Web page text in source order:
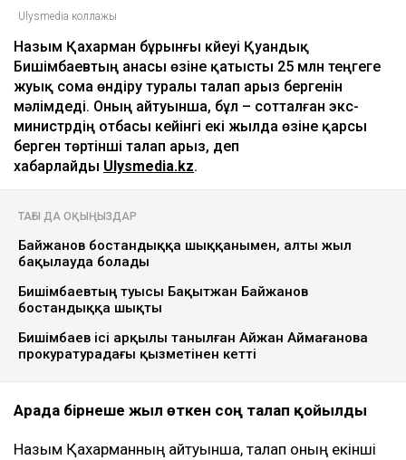
Ulysmedia коллажы
Назым Қахарман бұрынғы күйеуі Қуандық
Бишімбаевтың анасы өзіне қатысты 25 млн теңгеге
жуық сома өндіру туралы талап арыз бергенін
мәлімдеді. Оның айтуынша, бұл – сотталған экс-
министрдің отбасы кейінгі екі жылда өзіне қарсы
берген төртінші талап арыз, деп
хабарлайды Ulysmedia.kz.
ТАҒЫ ДА ОҚЫҢЫЗДАР
Байжанов бостандыққа шыққанымен, алты жыл
бақылауда болады
Бишімбаевтың туысы Бақытжан Байжанов
бостандыққа шықты
Бишімбаев ісі арқылы танылған Айжан Аймағанова
прокуратурадағы қызметінен кетті
Арада бірнеше жыл өткен соң талап қойылды
Назым Қахарманның айтуынша, талап оның екінші